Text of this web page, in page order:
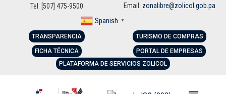
Tel: [507] 475-9500 Email: zonalibre@zolicol.gob.pa
Spanish ▼
TRANSPARENCIA
FICHA TÉCNICA
TURISMO DE COMPRAS
PORTAL DE EMPRESAS
PLATAFORMA DE SERVICIOS ZOLICOL